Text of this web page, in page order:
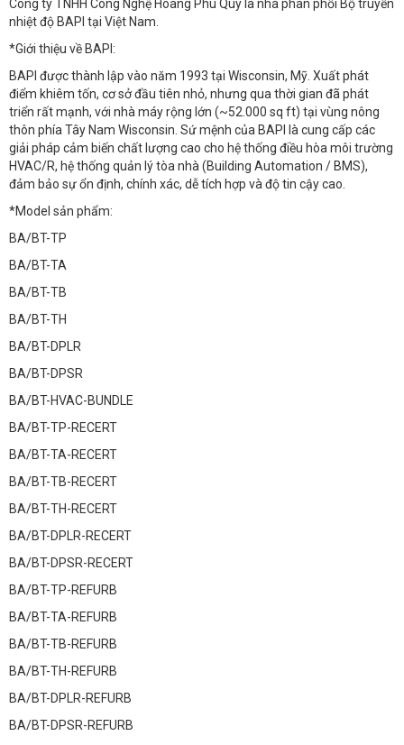
Công ty TNHH Công Nghệ Hoàng Phú Quý là nhà phân phối Bộ truyền
nhiệt độ BAPI tại Việt Nam.
*Giới thiệu về BAPI:
BAPI được thành lập vào năm 1993 tại Wisconsin, Mỹ. Xuất phát
điểm khiêm tốn, cơ sở đầu tiên nhỏ, nhưng qua thời gian đã phát
triển rất mạnh, với nhà máy rộng lớn (~52.000 sq ft) tại vùng nông
thôn phía Tây Nam Wisconsin. Sứ mệnh của BAPI là cung cấp các
giải pháp cảm biến chất lượng cao cho hệ thống điều hòa môi trường
HVAC/R, hệ thống quản lý tòa nhà (Building Automation / BMS),
đảm bảo sự ổn định, chính xác, dễ tích hợp và độ tin cậy cao.
*Model sản phẩm:
BA/BT-TP
BA/BT-TA
BA/BT-TB
BA/BT-TH
BA/BT-DPLR
BA/BT-DPSR
BA/BT-HVAC-BUNDLE
BA/BT-TP-RECERT
BA/BT-TA-RECERT
BA/BT-TB-RECERT
BA/BT-TH-RECERT
BA/BT-DPLR-RECERT
BA/BT-DPSR-RECERT
BA/BT-TP-REFURB
BA/BT-TA-REFURB
BA/BT-TB-REFURB
BA/BT-TH-REFURB
BA/BT-DPLR-REFURB
BA/BT-DPSR-REFURB